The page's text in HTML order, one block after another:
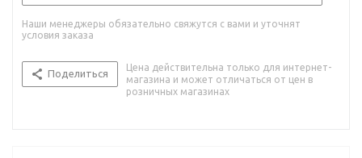
Наши менеджеры обязательно свяжутся с вами и уточнят
условия заказа
Поделиться
Цена действительна только для интернет-
магазина и может отличаться от цен в
розничных магазинах